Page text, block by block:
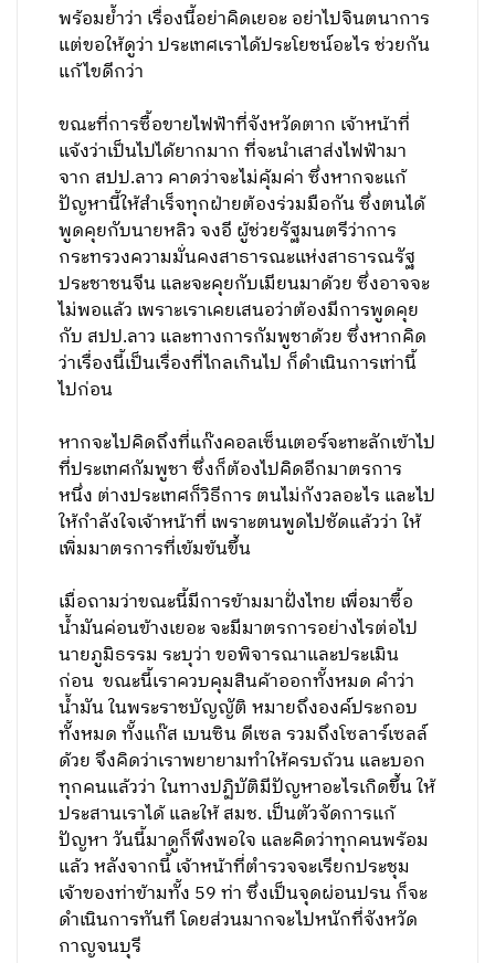
พร้อมย้ำว่า เรื่องนี้อย่าคิดเยอะ อย่าไปจินตนาการ
แต่ขอให้ดูว่า ประเทศเราได้ประโยชน์อะไร ช่วยกัน
แก้ไขดีกว่า
ขณะที่การซื้อขายไฟฟ้าที่จังหวัดตาก เจ้าหน้าที่
แจ้งว่าเป็นไปได้ยากมาก ที่จะนำเสาส่งไฟฟ้ามา
จาก สปป.ลาว คาดว่าจะไม่คุ้มค่า ซึ่งหากจะแก้
ปัญหานี้ให้สำเร็จทุกฝ่ายต้องร่วมมือกัน ซึ่งตนได้
พูดคุยกับนายหลิว จงอี ผู้ช่วยรัฐมนตรีว่าการ
กระทรวงความมั่นคงสาธารณะแห่งสาธารณรัฐ
ประชาชนจีน และจะคุยกับเมียนมาด้วย ซึ่งอาจจะ
ไม่พอแล้ว เพราะเราเคยเสนอว่าต้องมีการพูดคุย
กับ สปป.ลาว และทางการกัมพูชาด้วย ซึ่งหากคิด
ว่าเรื่องนี้เป็นเรื่องที่ไกลเกินไป ก็ดำเนินการเท่านี้
ไปก่อน
หากจะไปคิดถึงที่แก๊งคอลเซ็นเตอร์จะทะลักเข้าไป
ที่ประเทศกัมพูชา ซึ่งก็ต้องไปคิดอีกมาตรการ
หนึ่ง ต่างประเทศก็วิธีการ ตนไม่กังวลอะไร และไป
ให้กำลังใจเจ้าหน้าที่ เพราะตนพูดไปชัดแล้วว่า ให้
เพิ่มมาตรการที่เข้มข้นขึ้น
เมื่อถามว่าขณะนี้มีการข้ามมาฝั่งไทย เพื่อมาซื้อ
น้ำมันค่อนข้างเยอะ จะมีมาตรการอย่างไรต่อไป
นายภูมิธรรม ระบุว่า ขอพิจารณาและประเมิน
ก่อน ขณะนี้เราควบคุมสินค้าออกทั้งหมด คำว่า
น้ำมัน ในพระราชบัญญัติ หมายถึงองค์ประกอบ
ทั้งหมด ทั้งแก๊ส เบนซิน ดีเซล รวมถึงโซลาร์เซลล์
ด้วย จึงคิดว่าเราพยายามทำให้ครบถ้วน และบอก
ทุกคนแล้วว่า ในทางปฏิบัติมีปัญหาอะไรเกิดขึ้น ให้
ประสานเราได้ และให้ สมช. เป็นตัวจัดการแก้
ปัญหา วันนี้มาดูก็พึงพอใจ และคิดว่าทุกคนพร้อม
แล้ว หลังจากนี้ เจ้าหน้าที่ตำรวจจะเรียกประชุม
เจ้าของท่าข้ามทั้ง 59 ท่า ซึ่งเป็นจุดผ่อนปรน ก็จะ
ดำเนินการทันที โดยส่วนมากจะไปหนักที่จังหวัด
กาญจนบุรี